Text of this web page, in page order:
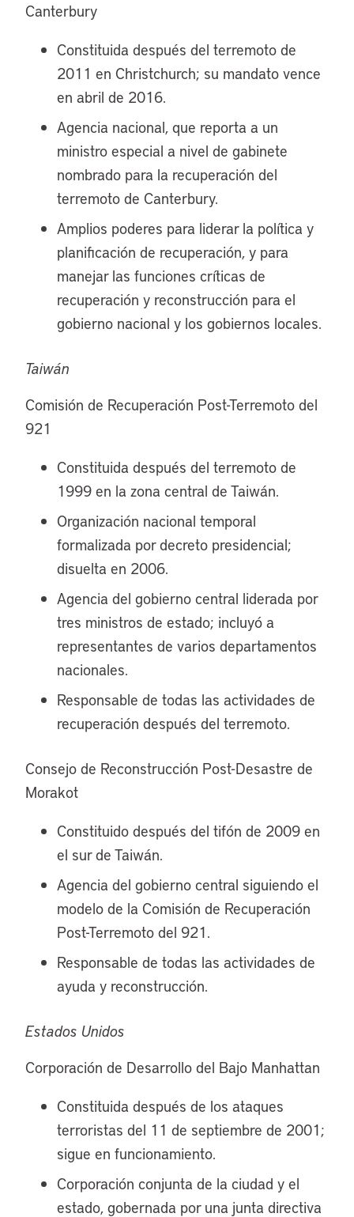
Canterbury
Constituida después del terremoto de
2011 en Christchurch; su mandato vence
en abril de 2016.
Agencia nacional, que reporta a un
ministro especial a nivel de gabinete
nombrado para la recuperación del
terremoto de Canterbury.
Amplios poderes para liderar la política y
planificación de recuperación, y para
manejar las funciones críticas de
recuperación y reconstrucción para el
gobierno nacional y los gobiernos locales.
Taiwán
Comisión de Recuperación Post-Terremoto del
921
Constituida después del terremoto de
1999 en la zona central de Taiwán.
Organización nacional temporal
formalizada por decreto presidencial;
disuelta en 2006.
Agencia del gobierno central liderada por
tres ministros de estado; incluyó a
representantes de varios departamentos
nacionales.
Responsable de todas las actividades de
recuperación después del terremoto.
Consejo de Reconstrucción Post-Desastre de
Morakot
Constituido después del tifón de 2009 en
el sur de Taiwán.
Agencia del gobierno central siguiendo el
modelo de la Comisión de Recuperación
Post-Terremoto del 921.
Responsable de todas las actividades de
ayuda y reconstrucción.
Estados Unidos
Corporación de Desarrollo del Bajo Manhattan
Constituida después de los ataques
terroristas del 11 de septiembre de 2001;
sigue en funcionamiento.
Corporación conjunta de la ciudad y el
estado, gobernada por una junta directiva